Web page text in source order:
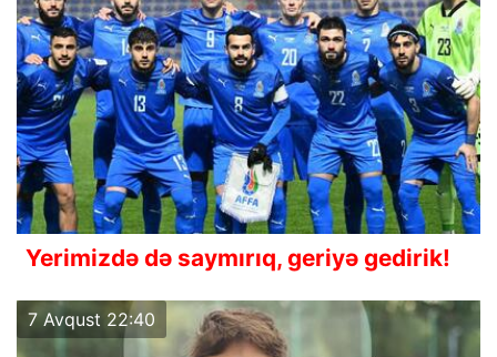
Yerimizdə də saymırıq, geriyə gedirik!
7 Avqust 22:40